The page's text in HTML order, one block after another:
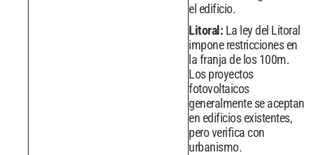
el edificio.
Litoral: La ley del Litoral
impone restricciones en
la franja de los 100m.
Los proyectos
fotovoltaicos
generalmente se aceptan
en edificios existentes,
pero verifica con
urbanismo.